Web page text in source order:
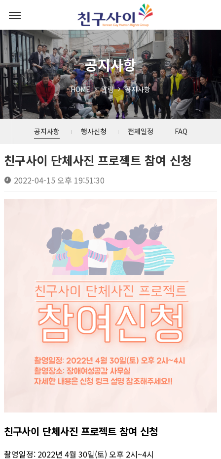
공지사항
HOME 알림 공지사항
공지사항 행사신청 전체일정 FAQ
친구사이 단체사진 프로젝트 참여 신청
2022-04-15 오후 19:51:30
친구사이 단체사진 프로젝트 참여 신청
촬영일정: 2022년 4월 30일(토) 오후 2시~4시